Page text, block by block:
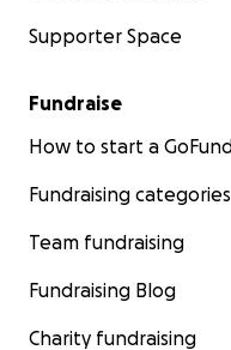
Supporter Space
Fundraise
How to start a
Fundraising categories
Team fundraising
Fundraising Blog
Charity fundraising